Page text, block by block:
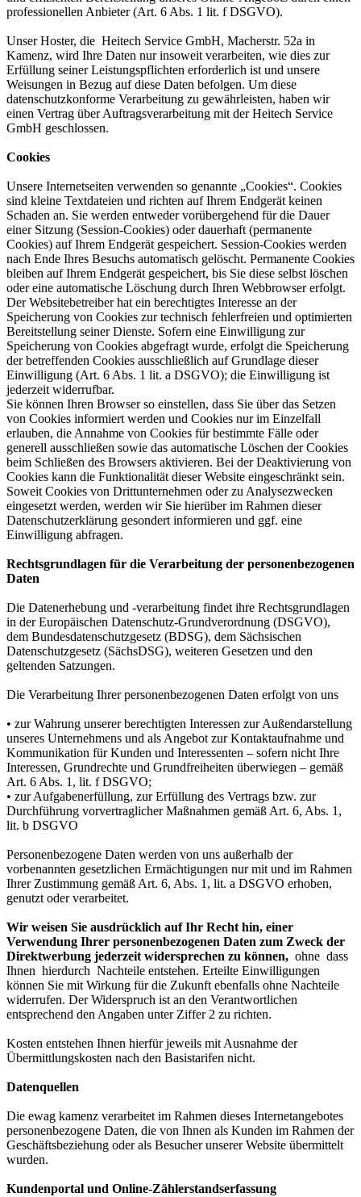
professionellen Anbieter (Art. 6 Abs. 1 lit. f DSGVO).
Unser Hoster, die Heitech Service GmbH, Macherstr. 52a in
Kamenz, wird Ihre Daten nur insoweit verarbeiten, wie dies zur
Erfüllung seiner Leistungspflichten erforderlich ist und unsere
Weisungen in Bezug auf diese Daten befolgen. Um diese
datenschutzkonforme Verarbeitung zu gewährleisten, haben wir
einen Vertrag über Auftragsverarbeitung mit der Heitech Service
GmbH geschlossen.
Cookies
Unsere Internetseiten verwenden so genannte „Cookies“. Cookies
sind kleine Textdateien und richten auf Ihrem Endgerät keinen
Schaden an. Sie werden entweder vorübergehend für die Dauer
einer Sitzung (Session-Cookies) oder dauerhaft (permanente
Cookies) auf Ihrem Endgerät gespeichert. Session-Cookies werden
nach Ende Ihres Besuchs automatisch gelöscht. Permanente Cookies
bleiben auf Ihrem Endgerät gespeichert, bis Sie diese selbst löschen
oder eine automatische Löschung durch Ihren Webbrowser erfolgt.
Der Websitebetreiber hat ein berechtigtes Interesse an der
Speicherung von Cookies zur technisch fehlerfreien und optimierten
Bereitstellung seiner Dienste. Sofern eine Einwilligung zur
Speicherung von Cookies abgefragt wurde, erfolgt die Speicherung
der betreffenden Cookies ausschließlich auf Grundlage dieser
Einwilligung (Art. 6 Abs. 1 lit. a DSGVO); die Einwilligung ist
jederzeit widerrufbar.
Sie können Ihren Browser so einstellen, dass Sie über das Setzen
von Cookies informiert werden und Cookies nur im Einzelfall
erlauben, die Annahme von Cookies für bestimmte Fälle oder
generell ausschließen sowie das automatische Löschen der Cookies
beim Schließen des Browsers aktivieren. Bei der Deaktivierung von
Cookies kann die Funktionalität dieser Website eingeschränkt sein.
Soweit Cookies von Drittunternehmen oder zu Analysezwecken
eingesetzt werden, werden wir Sie hierüber im Rahmen dieser
Datenschutzerklärung gesondert informieren und ggf. eine
Einwilligung abfragen.
Rechtsgrundlagen für die Verarbeitung der personenbezogenen
Daten
Die Datenerhebung und -verarbeitung findet ihre Rechtsgrundlagen
in der Europäischen Datenschutz-Grundverordnung (DSGVO),
dem Bundesdatenschutzgesetz (BDSG), dem Sächsischen
Datenschutzgesetz (SächsDSG), weiteren Gesetzen und den
geltenden Satzungen.
Die Verarbeitung Ihrer personenbezogenen Daten erfolgt von uns
• zur Wahrung unserer berechtigten Interessen zur Außendarstellung
unseres Unternehmens und als Angebot zur Kontaktaufnahme und
Kommunikation für Kunden und Interessenten – sofern nicht Ihre
Interessen, Grundrechte und Grundfreiheiten überwiegen – gemäß
Art. 6 Abs. 1, lit. f DSGVO;
• zur Aufgabenerfüllung, zur Erfüllung des Vertrags bzw. zur
Durchführung vorvertraglicher Maßnahmen gemäß Art. 6, Abs. 1,
lit. b DSGVO
Personenbezogene Daten werden von uns außerhalb der
vorbenannten gesetzlichen Ermächtigungen nur mit und im Rahmen
Ihrer Zustimmung gemäß Art. 6, Abs. 1, lit. a DSGVO erhoben,
genutzt oder verarbeitet.
Wir weisen Sie ausdrücklich auf Ihr Recht hin, einer
Verwendung Ihrer personenbezogenen Daten zum Zweck der
Direktwerbung jederzeit widersprechen zu können, ohne dass
Ihnen hierdurch Nachteile entstehen. Erteilte Einwilligungen
können Sie mit Wirkung für die Zukunft ebenfalls ohne Nachteile
widerrufen. Der Widerspruch ist an den Verantwortlichen
entsprechend den Angaben unter Ziffer 2 zu richten.
Kosten entstehen Ihnen hierfür jeweils mit Ausnahme der
Übermittlungskosten nach den Basistarifen nicht.
Datenquellen
Die ewag kamenz verarbeitet im Rahmen dieses Internetangebotes
personenbezogene Daten, die von Ihnen als Kunden im Rahmen der
Geschäftsbeziehung oder als Besucher unserer Website übermittelt
wurden.
Kundenportal und Online-Zählerstandserfassung